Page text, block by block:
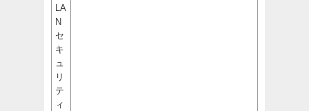
LA
N
セ
キ
ュ
リ
テ
ィ